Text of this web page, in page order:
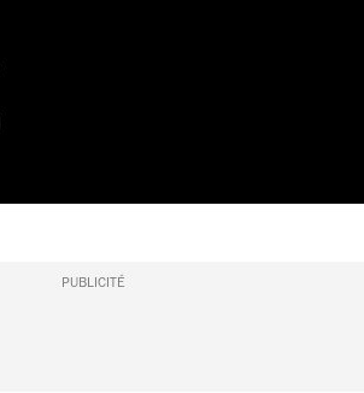
PUBLICITÉ